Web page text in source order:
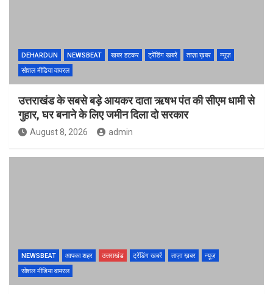
DEHARDUN NEWSBEAT खबर हटकर ट्रेंडिंग खबरें ताज़ा ख़बर
न्यूज़
सोशल मीडिया वायरल
उत्तराखंड के सबसे बड़े आयकर दाता ऋषभ पंत की सीएम धामी से
गुहार, घर बनाने के लिए जमीन दिला दो सरकार
August 8, 2026 admin
NEWSBEAT आपका शहर उत्तराखंड ट्रेंडिंग खबरें ताज़ा ख़बर
न्यूज़
सोशल मीडिया वायरल